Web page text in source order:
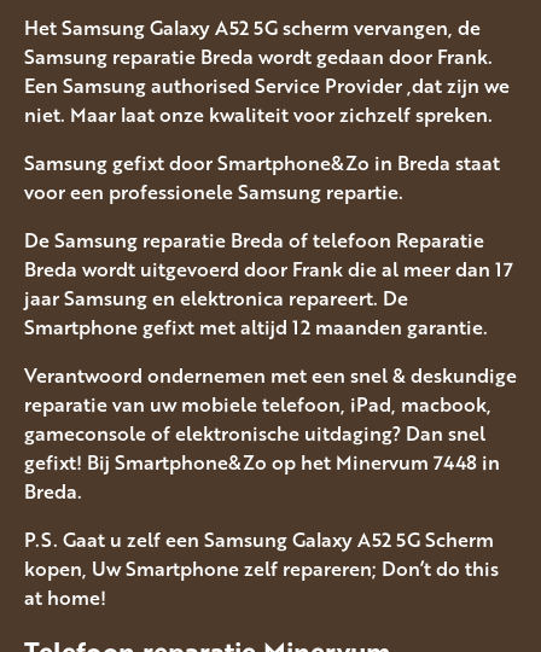
Het Samsung Galaxy A52 5G scherm vervangen, de
Samsung reparatie Breda wordt gedaan door Frank.
Een Samsung authorised Service Provider ,dat zijn we
niet. Maar laat onze kwaliteit voor zichzelf spreken.
Samsung gefixt door Smartphone&Zo in Breda staat
voor een professionele Samsung repartie.
De Samsung reparatie Breda of telefoon Reparatie
Breda wordt uitgevoerd door Frank die al meer dan 17
jaar Samsung en elektronica repareert. De
Smartphone gefixt met altijd 12 maanden garantie.
Verantwoord ondernemen met een snel & deskundige
reparatie van uw mobiele telefoon, iPad, macbook,
gameconsole of elektronische uitdaging? Dan snel
gefixt! Bij Smartphone&Zo op het Minervum 7448 in
Breda.
P.S. Gaat u zelf een Samsung Galaxy A52 5G Scherm
kopen, Uw Smartphone zelf repareren; Don’t do this
at home!